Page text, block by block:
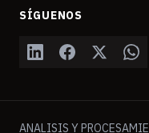
SÍGUENOS
ANALISIS Y